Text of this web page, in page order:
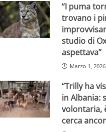
“I puma
trovano i
studio di
aspettava”
Marzo 1, 2026
“Trilly ha
in Albania:
volontaria,
cerca